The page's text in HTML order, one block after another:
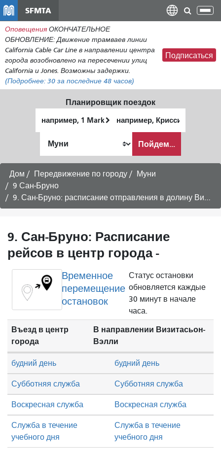
содержанию
SFMTA
Оповещения ОКОНЧАТЕЛЬНОЕ
ОБНОВЛЕНИЕ: Движение трамваев линии
California Cable Car Line в направлении центра
города возобновлено на пересечении улиц
California и Jones. Возможны задержки.
(Подробнее: 30 за последние 48 часов)
Подписаться
Планировщик поездок
местоположение
окончания
хочу
путешествовать
Пойдем...
Дом Передвижение по городу
Муни
9 Сан-Бруно
9. Сан-Бруно: расписание отправления в долину Визитасьон — 10 августа 2026 г.
9. Сан-Бруно: Расписание
рейсов в центр города -
Временное
перемещение
остановок
Статус остановки
обновляется каждые
30 минут в начале
часа.
Въезд в центр
города
В направлении Визитасьон-
Вэлли
Субботняя служба Субботняя служба
Воскресная служба Воскресная служба
будний день будний день
Служба в течение
учебного дня
Служба в течение
учебного дня